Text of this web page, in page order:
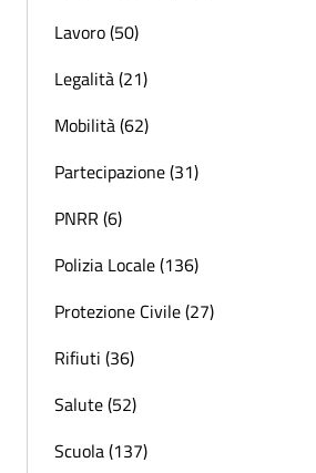
Lavoro (50)
Legalità (21)
Mobilità (62)
Partecipazione (31)
PNRR (6)
Polizia Locale (136)
Protezione Civile (27)
Rifiuti (36)
Salute (52)
Scuola (137)